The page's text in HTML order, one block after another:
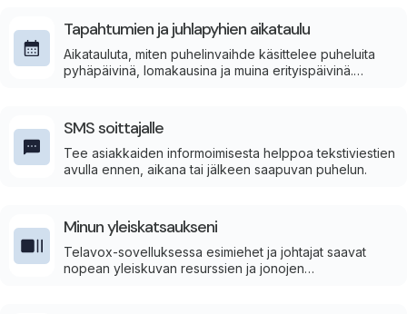
Tapahtumien ja juhlapyhien aikataulu
Aikatauluta, miten puhelinvaihde käsittelee puheluita
pyhäpäivinä, lomakausina ja muina erityispäivinä.
SMS soittajalle
Tee asiakkaiden informoimisesta helppoa tekstiviestien
avulla ennen, aikana tai jälkeen saapuvan puhelun.
Minun yleiskatsaukseni
Telavox-sovelluksessa esimiehet ja johtajat saavat
nopean yleiskuvan resurssien ja jonojen